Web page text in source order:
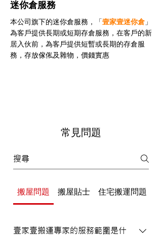
迷你倉服務
本公司旗下的迷你倉服務，「壹家壹迷你倉 」
為客戶提供長期或短期存倉服務，在客戶的新
居入伙前，為客戶提供短暫或長期的存倉服
務，存放傢俬及雜物，價錢實惠
常見問題
搬屋問題 搬屋貼士 住宅搬運問題
壹家壹搬運專家的服務範圍是什